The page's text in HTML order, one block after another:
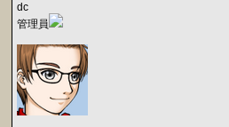
dc
管理員